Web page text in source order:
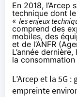
En 2018, l’Arcep
technique dont le
« les enjeux
comprend des
mobiles, des
et de l’ANFR
L’année
la consommation
L’Arcep et la 5G
empreinte